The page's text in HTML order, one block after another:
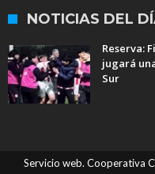
NOTICIAS DEL
Reserva:
jugará
Sur
Servicio web. Cooperativa